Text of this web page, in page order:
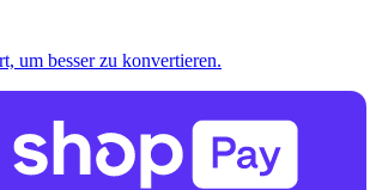
um besser zu konvertieren.